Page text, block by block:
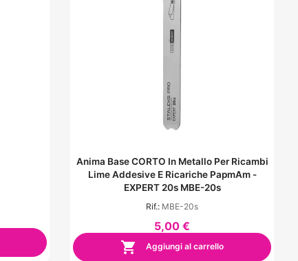
Anima Base CORTO In Metallo Per Ricambi
Lime Addesive E Ricariche PapmAm -
EXPERT 20s MBE-20s
Rif.: MBE-20s
5,00 €
 Aggiungi al carrello